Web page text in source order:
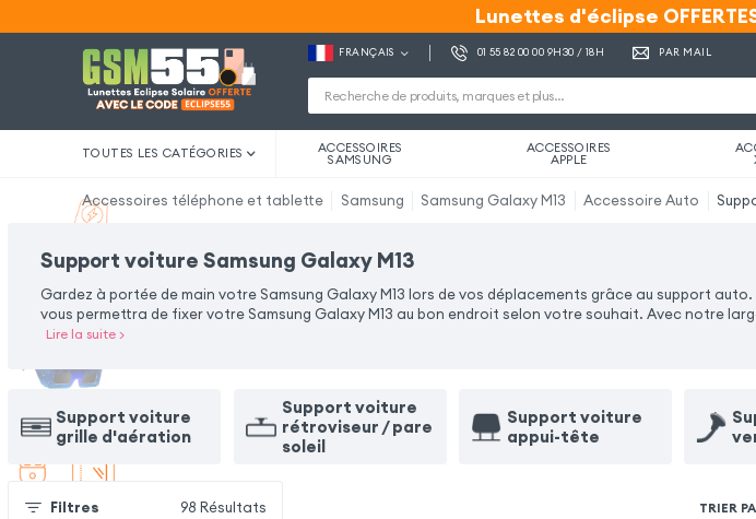
Lunettes d'éclipse
Lunettes d'éclipse
FRANÇAIS 01 55 82 00 00 9H30 / 18H PAR MAIL
TOUTES LES CATÉGORIES ACCESSOIRES
SAMSUNG
ACCESSOIRES
APPLE
Accessoires téléphone et tablette Samsung Samsung Galaxy M13 Accessoire Auto
Support voiture Samsung Galaxy M13
Gardez à portée de main votre Samsung Galaxy M13 lors de vos déplacements grâce au support
vous permettra de fixer votre Samsung Galaxy M13 au bon endroit selon votre souhait. Avec notre
Lire la suite>
Support voiture
grille d'aération
Support voiture
rétroviseur / pare
soleil
Support voiture
appui-tête
Filtres 98 Résultats TRIER